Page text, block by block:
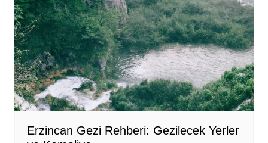
Erzincan Gezi Rehberi: Gezilecek Yerler